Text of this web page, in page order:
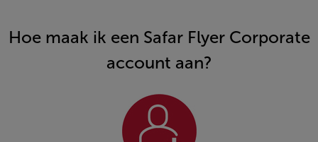
Hoe maak ik een Safar Flyer Corporate
account aan?